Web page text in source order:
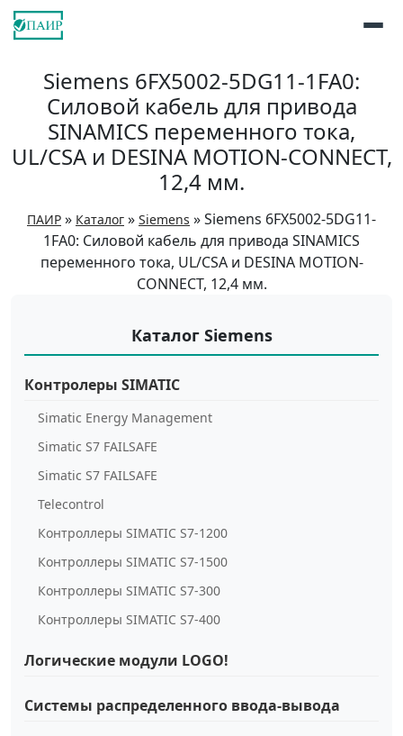
Siemens 6FX5002-5DG11-1FA0:
Силовой кабель для привода
SINAMICS переменного тока,
UL/CSA и DESINA MOTION-CONNECT,
12,4 мм.
ПАИР » Каталог » Siemens »Siemens 6FX5002-5DG11-
1FA0: Силовой кабель для привода SINAMICS
переменного тока, UL/CSA и DESINA MOTION-
CONNECT, 12,4 мм.
Каталог Siemens
Контролеры SIMATIC
Simatic Energy Management
Simatic S7 FAILSAFE
Simatic S7 FAILSAFE
Telecontrol
Контроллеры SIMATIC S7-1200
Контроллеры SIMATIC S7-1500
Контроллеры SIMATIC S7-300
Контроллеры SIMATIC S7-400
Логические модули LOGO!
Системы распределенного ввода-вывода